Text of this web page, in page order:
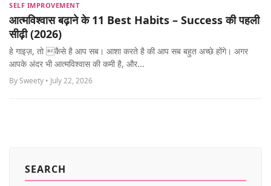
CONTACT NAME IDEAS
MORE
SELF IMPROVEMENT
आत्मविश्वास बढ़ाने के 11 Best Habits – Success की पहली
सीढ़ी (2026)
हे गाइज़, तो कैसे है आप सब। आशा करते है की आप सब बहुत अच्छे होंगे। अगर
आपके अंदर भी आत्मविश्वास की कमी है, और...
By Sweety • July 22, 2026
SEARCH